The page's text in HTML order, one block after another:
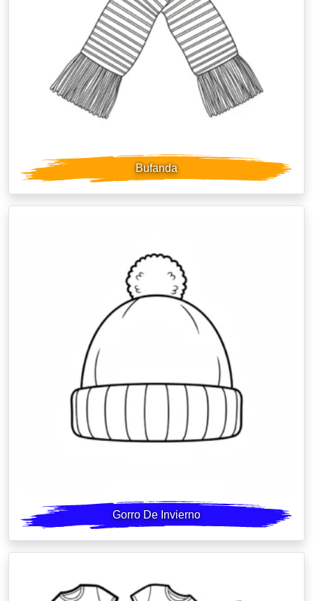
Bufanda
Gorro De Invierno